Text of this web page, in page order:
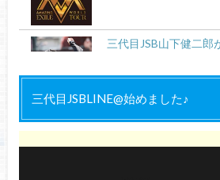
三代目JSB山下健二郎
三代目JSBLINE@始めました♪